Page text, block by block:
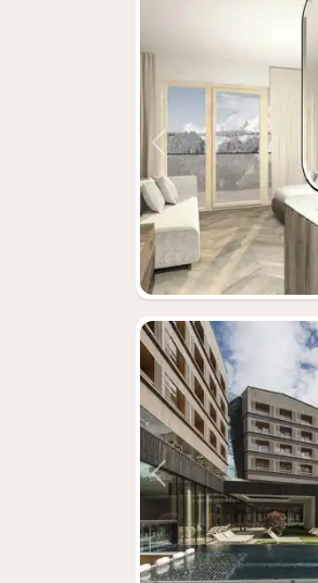
Forrige billede
Forrige billede